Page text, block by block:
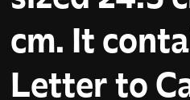
cm. It
Letter to